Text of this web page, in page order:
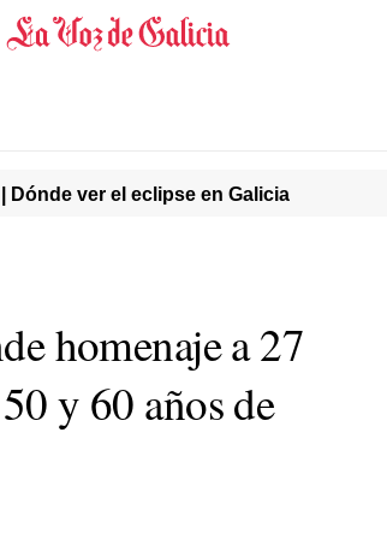
Dónde ver el eclipse en Galicia
homenaje a 27
y 60 años de